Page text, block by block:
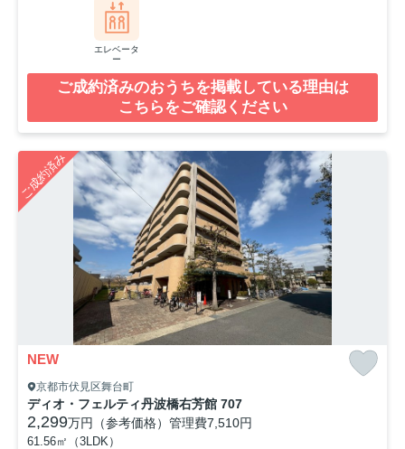
エレベータ
ー
ご成約済みのおうちを掲載している理由は
こちらをご確認ください
ご成約済み
NEW
京都市伏見区舞台町
ディオ・フェルティ丹波橋右芳館 707
2,299万円（参考価格） 管理費7,510円
61.56㎡（3LDK）